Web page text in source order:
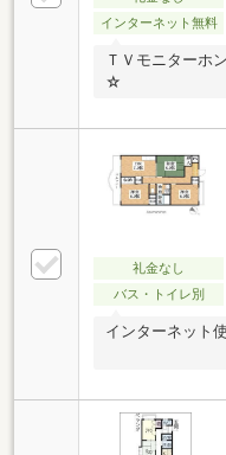
インターネット無料
ＴＶモニターホ
☆
礼金なし
バス・トイレ別
インターネット